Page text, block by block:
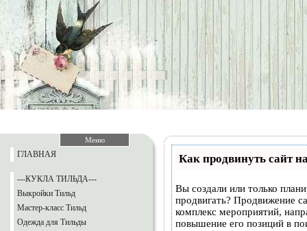
Меню
ГЛАВНАЯ
---КУКЛА ТИЛЬДА---
Выкройки Тильд
Мастер-класс Тильд
Одежда для Тильды
Как продвинуть сайт
Вы создали или только
продвигать? Продвижение
комплекс мероприятий,
повышение его позиций в